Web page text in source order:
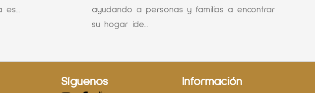
es...
ayudando a personas y familias a encontrar
su hogar ide...
Síguenos Información